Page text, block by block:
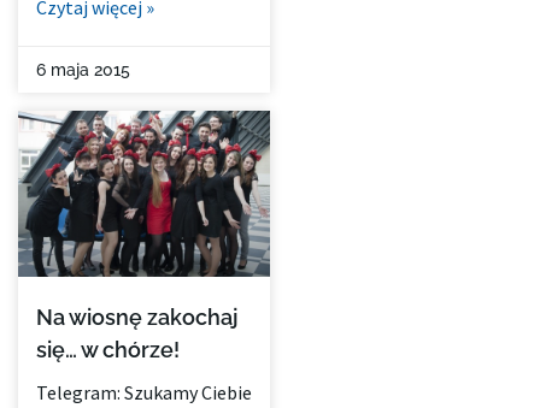
Czytaj więcej »
6 maja 2015
Na wiosnę zakochaj
się… w chórze!
Telegram: Szukamy Ciebie